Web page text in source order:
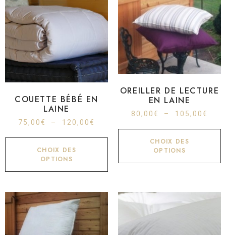
COUETTE BÉBÉ EN
LAINE
75,00€ – 120,00€
CHOIX DES
OPTIONS
OREILLER DE LECTURE
EN LAINE
80,00€ – 105,00€
CHOIX DES
OPTIONS